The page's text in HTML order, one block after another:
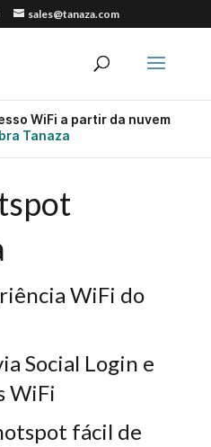
sales@tanaza.com
WiFi a partir da nuvem
Tanaza
WiFi do
Social Login e
WiFi
fácil de